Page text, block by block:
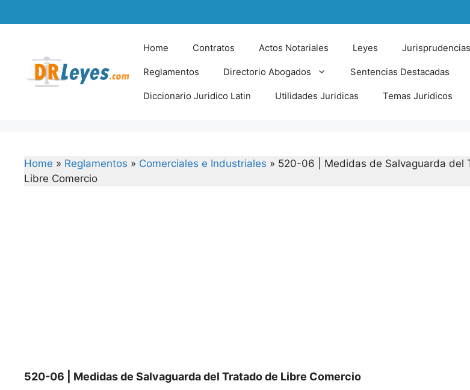
to
Home Contratos Actos Notariales Leyes Jurisprudencias
Reglamentos Directorio Abogados Sentencias Destacadas
Diccionario Juridico Latin Utilidades Juridicas Temas Juridicos
Home » Reglamentos » Comerciales e Industriales » 520-06 | Medidas de Salvaguarda del
Libre Comercio
520-06 | Medidas de Salvaguarda del Tratado de Libre Comercio